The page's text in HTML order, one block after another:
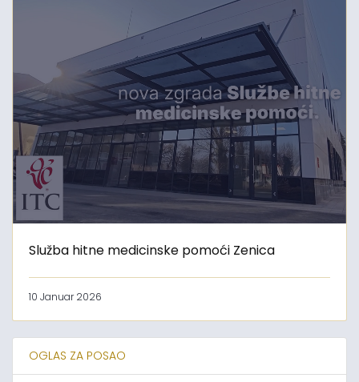
Služba hitne medicinske pomoći Zenica
10 Januar 2026
OGLAS ZA POSAO